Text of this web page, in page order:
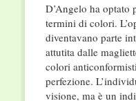
D’Angelo ha optato
termini di colori.
diventavano parte
attutita dalle
colori
perfezione.
visione, ma è un